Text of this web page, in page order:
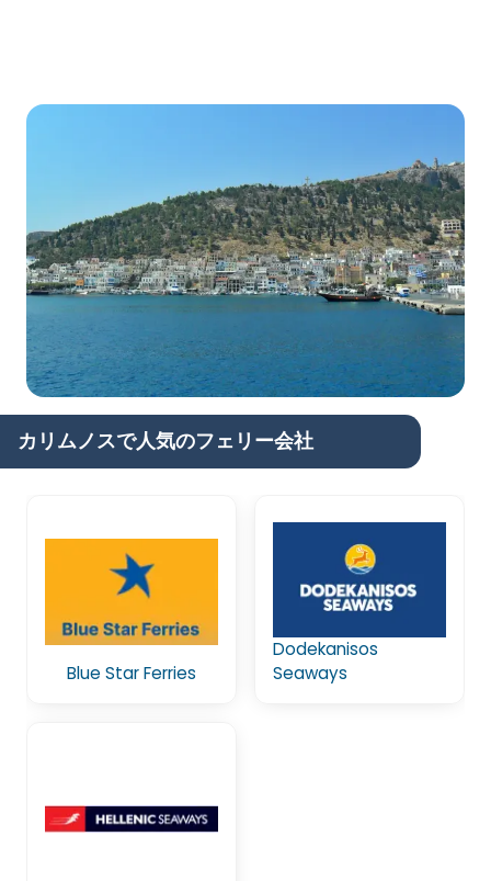
カリムノスで人気のフェリー会社
Blue Star Ferries
Dodekanisos
Seaways